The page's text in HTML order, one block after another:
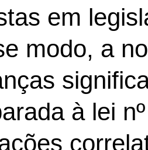
em
modo, a
à lei